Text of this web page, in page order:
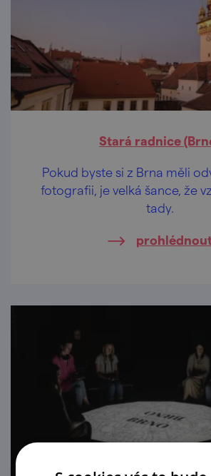
Stará radnice
Pokud byste si z Brna měli
fotografii, je velká šance, že
tady.